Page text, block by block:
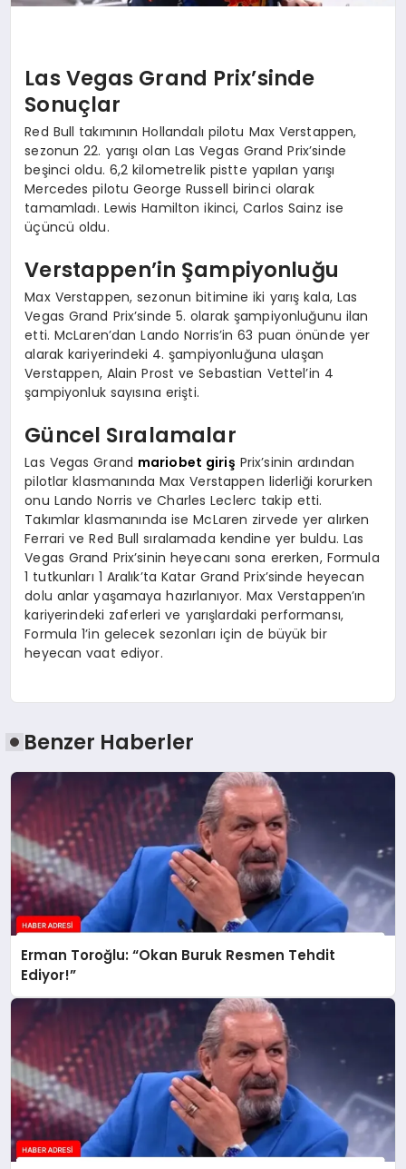
Las Vegas Grand Prix’sinde
Sonuçlar
Red Bull takımının Hollandalı pilotu Max Verstappen,
sezonun 22. yarışı olan Las Vegas Grand Prix’sinde
beşinci oldu. 6,2 kilometrelik pistte yapılan yarışı
Mercedes pilotu George Russell birinci olarak
tamamladı. Lewis Hamilton ikinci, Carlos Sainz ise
üçüncü oldu.
Verstappen’in Şampiyonluğu
Max Verstappen, sezonun bitimine iki yarış kala, Las
Vegas Grand Prix’sinde 5. olarak şampiyonluğunu ilan
etti. McLaren’dan Lando Norris’in 63 puan önünde yer
alarak kariyerindeki 4. şampiyonluğuna ulaşan
Verstappen, Alain Prost ve Sebastian Vettel’in 4
şampiyonluk sayısına erişti.
Güncel Sıralamalar
Las Vegas Grand mariobet giriş Prix’sinin ardından
pilotlar klasmanında Max Verstappen liderliği korurken
onu Lando Norris ve Charles Leclerc takip etti.
Takımlar klasmanında ise McLaren zirvede yer alırken
Ferrari ve Red Bull sıralamada kendine yer buldu. Las
Vegas Grand Prix’sinin heyecanı sona ererken, Formula
1 tutkunları 1 Aralık’ta Katar Grand Prix’sinde heyecan
dolu anlar yaşamaya hazırlanıyor. Max Verstappen’ın
kariyerindeki zaferleri ve yarışlardaki performansı,
Formula 1’in gelecek sezonları için de büyük bir
heyecan vaat ediyor.
Benzer Haberler
Erman Toroğlu: “Okan Buruk Resmen Tehdit
Ediyor!”